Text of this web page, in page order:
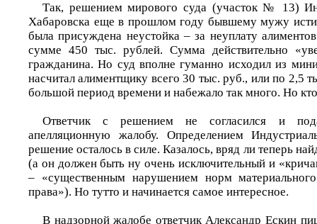
Так, решением мирового суда (участок № 13)
Хабаровска еще в прошлом году бывшему мужу
была присуждена неустойка – за неуплату
сумме 450 тыс. рублей. Сумма действительно
гражданина. Но суд вполне гуманно исходил из
насчитал алиментщику всего 30 тыс. руб., или по 2,5
большой период времени и набежало так много. Но
Ответчик с решением не согласился и
апелляционную жалобу. Определением
решение осталось в силе. Казалось, вряд ли теперь
(а он должен быть ну очень исключительный и
– «существенным нарушением норм
права»). Но тут­то и начинается самое интересное.
В надзорной жалобе ответчик Александр Ескин